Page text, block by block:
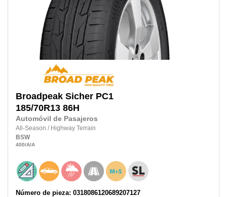
Broadpeak Sicher PC1
185/70R13 86H
Automóvil de Pasajeros
All-Season / Highway Terrain
BSW
400/A/A
Número de pieza: 0318086120689207127